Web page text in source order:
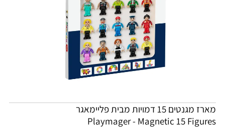
מארז מגנטים 15 דמויות מבית פליימאגר
Playmager - Magnetic 15 Figures